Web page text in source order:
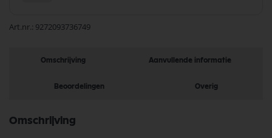
Art.nr. 9272093736749
Omschrijving Aanvullende informatie
Beoordelingen Overig
Omschrijving